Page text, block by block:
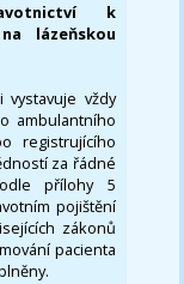
k
lázeňskou
vystavuje vždy
ambulantního
registrujícího
za řádné
přílohy 5
pojištění
zákonů
pacienta